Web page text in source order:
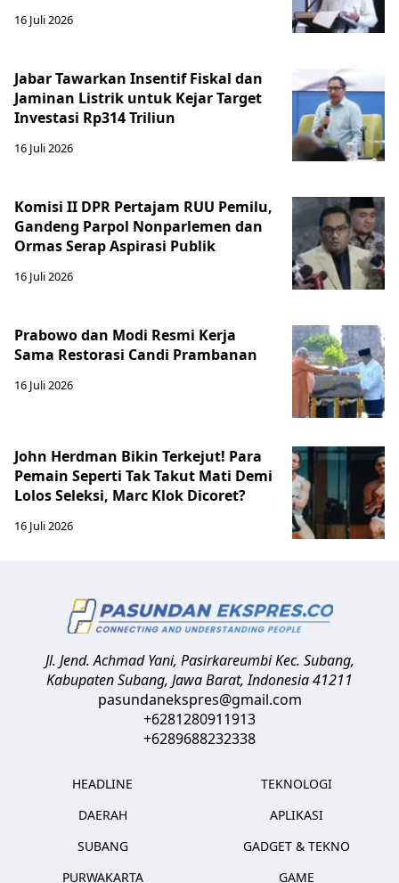
16 Juli 2026
Jabar Tawarkan Insentif Fiskal dan
Jaminan Listrik untuk Kejar Target
Investasi Rp314 Triliun
16 Juli 2026
Komisi II DPR Pertajam RUU Pemilu,
Gandeng Parpol Nonparlemen dan
Ormas Serap Aspirasi Publik
16 Juli 2026
Prabowo dan Modi Resmi Kerja
Sama Restorasi Candi Prambanan
16 Juli 2026
John Herdman Bikin Terkejut! Para
Pemain Seperti Tak Takut Mati Demi
Lolos Seleksi, Marc Klok Dicoret?
16 Juli 2026
Jl. Jend. Achmad Yani, Pasirkareumbi Kec. Subang,
Kabupaten Subang, Jawa Barat,Indonesia41211
pasundanekspres@gmail.com
+6281280911913
+6289688232338
HEADLINE
DAERAH
SUBANG
PURWAKARTA
TEKNOLOGI
APLIKASI
GADGET & TEKNO
GAME